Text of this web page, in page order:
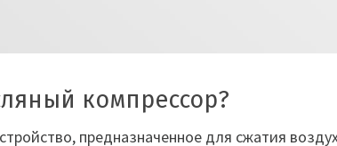
компрессор?
предназначенное для сжатия